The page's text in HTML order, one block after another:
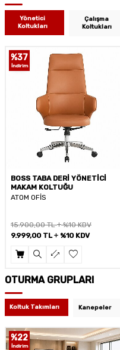
Yönetici
Koltukları
Çalışma
Koltukları
%37
İndirim
BOSS SİYAH DERİ YÖNETİCİ
MAKAM KOLTUĞU
ATOM OFİS
15.900,00TL %10 KDV
9.999,00TL %10 KDV
OTURMA GRUPLARI
Koltuk Takımları Kanepeler
%22
İndirim